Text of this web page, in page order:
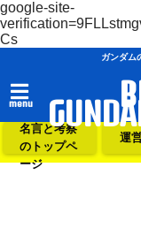
google-site-
Cs
ガンダム
menu
ガンダムの
名言と考察
のトップペ
ージ
運